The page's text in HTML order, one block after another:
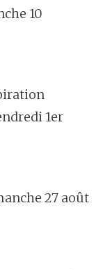
10
1er
27 août